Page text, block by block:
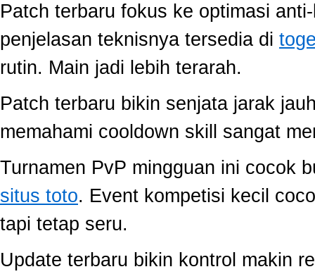
Patch terbaru fokus ke optimasi
penjelasan teknisnya tersedia di
rutin. Main jadi lebih terarah.
Patch terbaru bikin senjata jarak
memahami cooldown skill sangat
Turnamen PvP mingguan ini cocok
situs toto. Event kompetisi kecil
tapi tetap seru.
Update terbaru bikin kontrol makin